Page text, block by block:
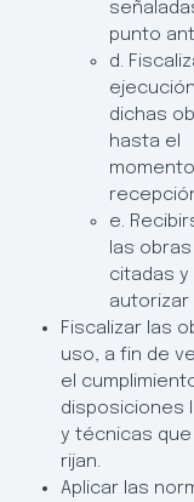
punto
d.
dichas
hasta el
e.
las obras
citadas y
autorizar
Fiscalizar las
uso, a fin de
el
disposiciones
y técnicas que
rijan.
Aplicar las